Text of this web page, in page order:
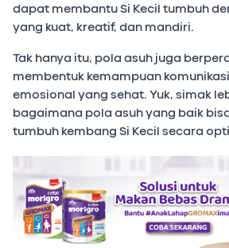
dapat membantu Si Kecil tumbuh
yang kuat, kreatif, dan mandiri.
Tak hanya itu, pola asuh juga
membentuk kemampuan
emosional yang sehat. Yuk, simak
bagaimana pola asuh yang baik
tumbuh kembang Si Kecil secara